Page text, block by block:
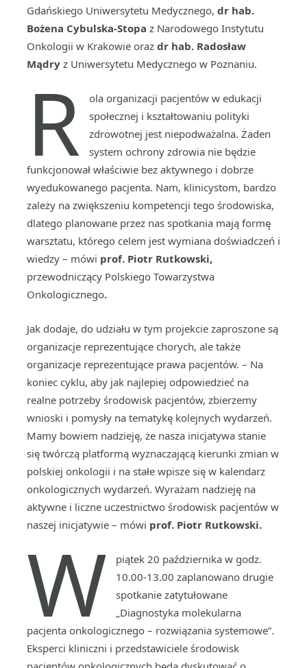
Gdańskiego Uniwersytetu Medycznego, dr hab.
Bożena Cybulska-Stopa z Narodowego Instytutu
Onkologii w Krakowie oraz dr hab. Radosław
Mądry z Uniwersytetu Medycznego w Poznaniu.
R
ola organizacji pacjentów w edukacji
społecznej i kształtowaniu polityki
zdrowotnej jest niepodważalna. Żaden
system ochrony zdrowia nie będzie
funkcjonował właściwie bez aktywnego i dobrze
wyedukowanego pacjenta. Nam, klinicystom, bardzo
zależy na zwiększeniu kompetencji tego środowiska,
dlatego planowane przez nas spotkania mają formę
warsztatu, którego celem jest wymiana doświadczeń i
wiedzy – mówi prof. Piotr Rutkowski,
przewodniczący Polskiego Towarzystwa
Onkologicznego.
Jak dodaje, do udziału w tym projekcie zaproszone są
organizacje reprezentujące chorych, ale także
organizacje reprezentujące prawa pacjentów. – Na
koniec cyklu, aby jak najlepiej odpowiedzieć na
realne potrzeby środowisk pacjentów, zbierzemy
wnioski i pomysły na tematykę kolejnych wydarzeń.
Mamy bowiem nadzieję, że nasza inicjatywa stanie
się twórczą platformą wyznaczającą kierunki zmian w
polskiej onkologii i na stałe wpisze się w kalendarz
onkologicznych wydarzeń. Wyrażam nadzieję na
aktywne i liczne uczestnictwo środowisk pacjentów w
naszej inicjatywie – mówi prof. Piotr Rutkowski.
W
piątek 20 października w godz.
10.00-13.00 zaplanowano drugie
spotkanie zatytułowane
„Diagnostyka molekularna
pacjenta onkologicznego – rozwiązania systemowe”.
Eksperci kliniczni i przedstawiciele środowisk